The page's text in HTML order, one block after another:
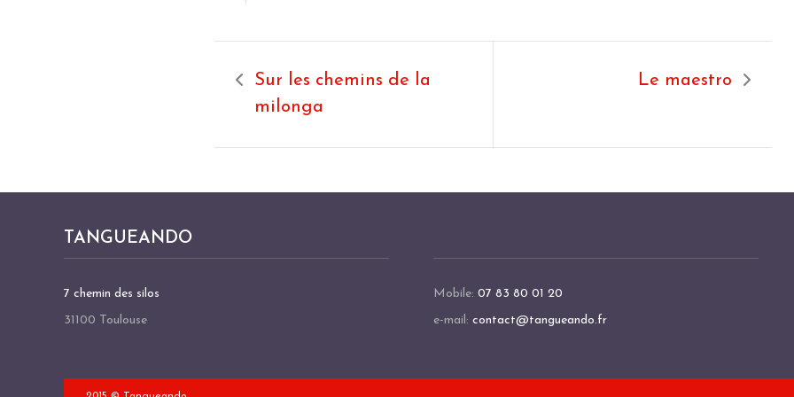
Sur les chemins de la
milonga
Le maestro
TANGUEANDO
7 chemin des silos
31100 Toulouse
Mobile: 07 83 80 01 20
e-mail: contact@tangueando.fr